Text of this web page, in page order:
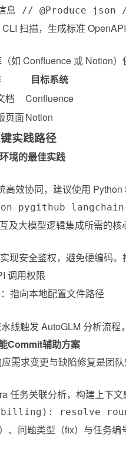
户信息 //
扫描，生成标准
如 Confluence 或 Notion
目标系统
档
Confluence
页面Notion
实践路径
境的最佳实践
高效协同，建议使用 Python
pygithub
及大模型逻辑集成所需的
现安全鉴权，避免硬编码
调用权限
：指向本地配置文件路径
线触发 AutoGLM 分析流
Commit辅助方案
需求变更与缺陷修复是团
任务关联分析，构建上下
resolve
、问题类型（fix）与任务编